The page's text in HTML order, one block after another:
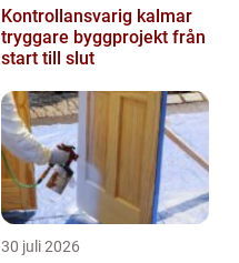
Kontrollansvarig kalmar
tryggare byggprojekt från
start till slut
30 juli 2026